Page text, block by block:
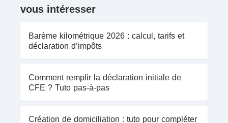
vous intéresser
Barème kilométrique 2026 : calcul, tarifs et
déclaration d’impôts
Comment remplir la déclaration initiale de
CFE ? Tuto pas-à-pas
Création de domiciliation : tuto pour compléter